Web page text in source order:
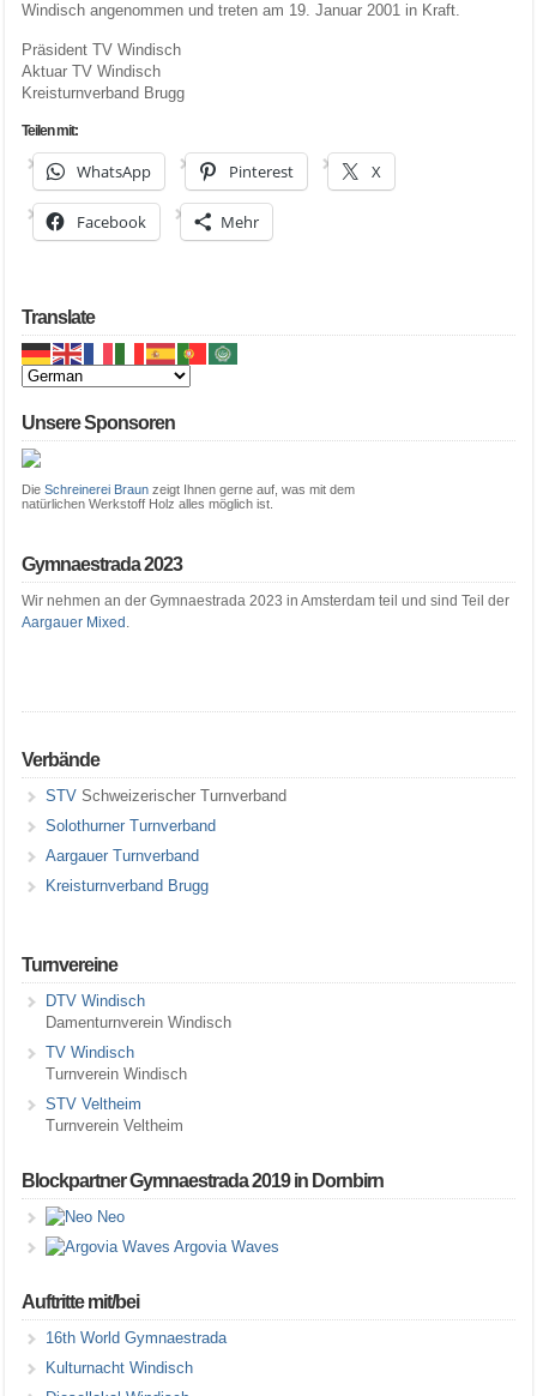
Windisch angenommen und treten am 19. Januar 2001 in Kraft.
Präsident TV Windisch
Aktuar TV Windisch
Kreisturnverband Brugg
Teilen mit:
WhatsApp Pinterest X
Facebook Mehr
Translate
Unsere Sponsoren
Die Schreinerei Braunzeigt Ihnen gerne auf, was mit dem
natürlichen Werkstoff Holz alles möglich ist.
Gymnaestrada 2023
Wir nehmen an der Gymnaestrada 2023 in Amsterdam teil und sind Teil der
Aargauer Mixed .
Verbände
STVSchweizerischer Turnverband
Solothurner Turnverband
Aargauer Turnverband
Kreisturnverband Brugg
Turnvereine
DTV Windisch
Damenturnverein Windisch
TV Windisch
Turnverein Windisch
STV Veltheim
Turnverein Veltheim
Blockpartner Gymnaestrada 2019 in Dornbirn
Neo
Argovia Waves
Auftritte mit/bei
16th World Gymnaestrada
Kulturnacht Windisch